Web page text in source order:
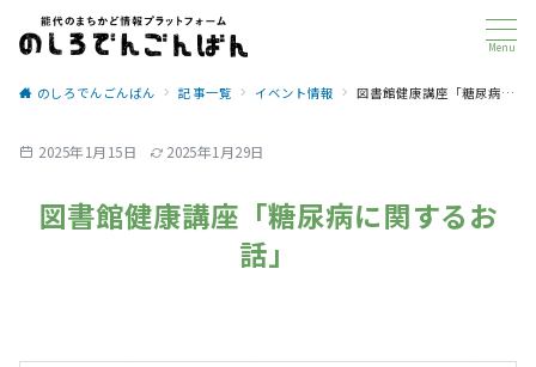
Menu
のしろでんごんばん 記事一覧 イベント情報 図書館健康講座「糖尿病に関するお話」
2025年1月15日 2025年1月29日
図書館健康講座「糖尿病に関するお
話」